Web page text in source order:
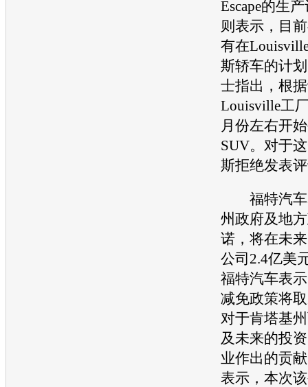
Escape的生
则表示，目前
有在
斯轿车的计
士指出，根
Louisville工
月份左右开
SUV。对于
斯拒绝发表
福特汽
州政府及地
诺，将在未
公司2.4亿美
福特汽车表
减免政策将
对于肯塔基
及未来的投
业作出的贡
表示，本次